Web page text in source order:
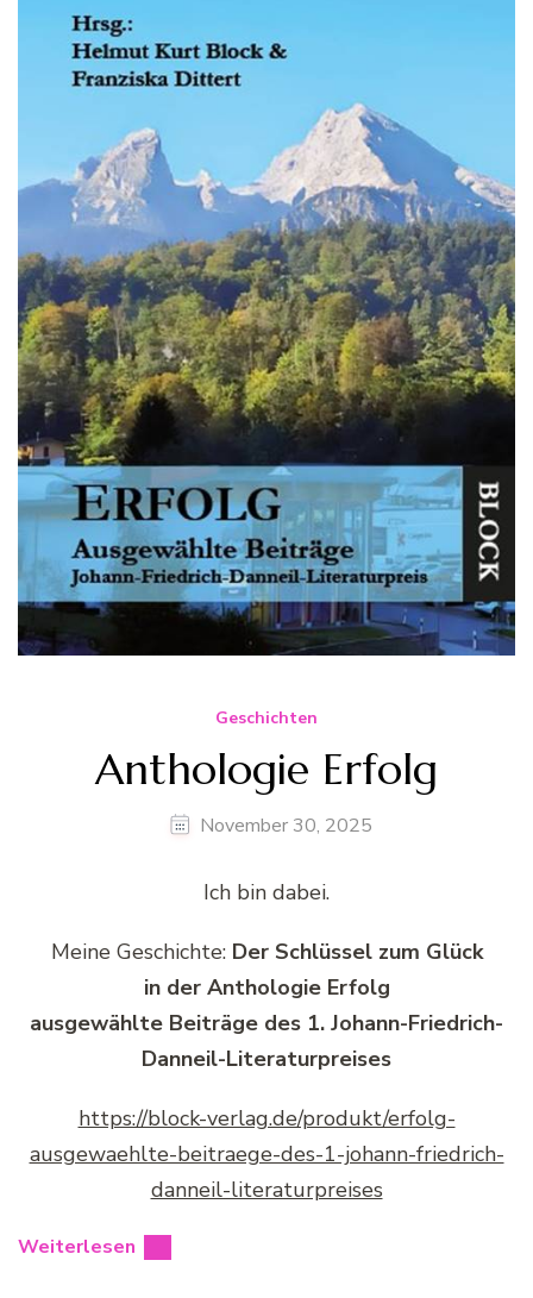
Geschichten
Anthologie Erfolg
November 30, 2025
Ich bin dabei.
Meine Geschichte: Der Schlüssel zum Glück
in der Anthologie Erfolg
ausgewählte Beiträge des 1. Johann-Friedrich-
Danneil-Literaturpreises
https://block-verlag.de/produkt/erfolg-
ausgewaehlte-beitraege-des-1-johann-friedrich-
danneil-literaturpreises
Weiterlesen